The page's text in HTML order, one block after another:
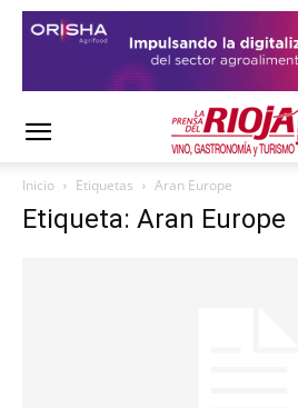
Inicio Etiquetas Aran Europe
Etiqueta: Aran Europe